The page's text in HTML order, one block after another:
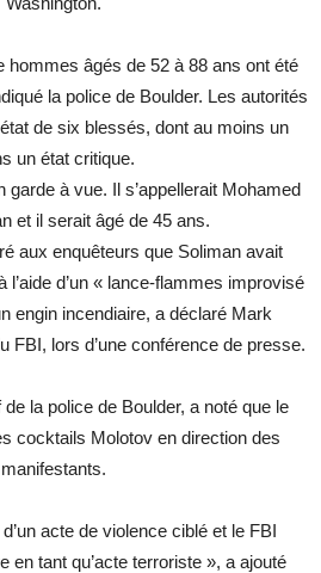
hommes âgés de 52 à 88 ans ont été
la police de Boulder. Les autorités
de six blessés, dont au moins un
un état critique.
garde à vue. Il s’appellerait Mohamed
et il serait âgé de 45 ans.
aux enquêteurs que Soliman avait
d’un « lance-flammes improvisé
engin incendiaire, a déclaré Mark
FBI, lors d’une conférence de presse.
la police de Boulder, a noté que le
cocktails Molotov en direction des
manifestants.
d’un acte de violence ciblé et le FBI
en tant qu’acte terroriste », a ajouté